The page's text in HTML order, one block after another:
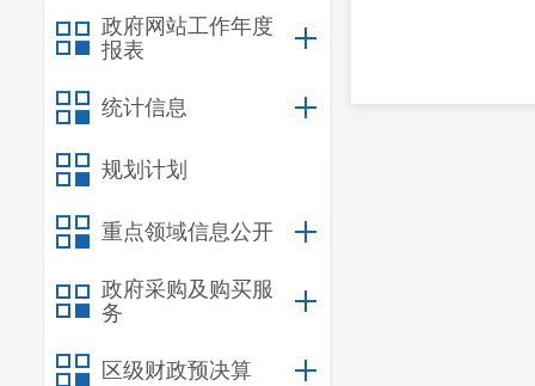
政府网站工作年度
报表
统计信息
规划计划
重点领域信息公开
政府采购及购买服
务
区级财政预决算